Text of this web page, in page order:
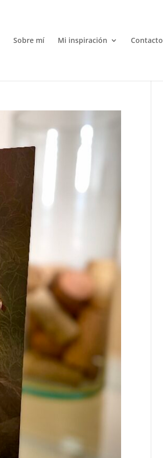
Sobre mí Mi inspiración Contacto